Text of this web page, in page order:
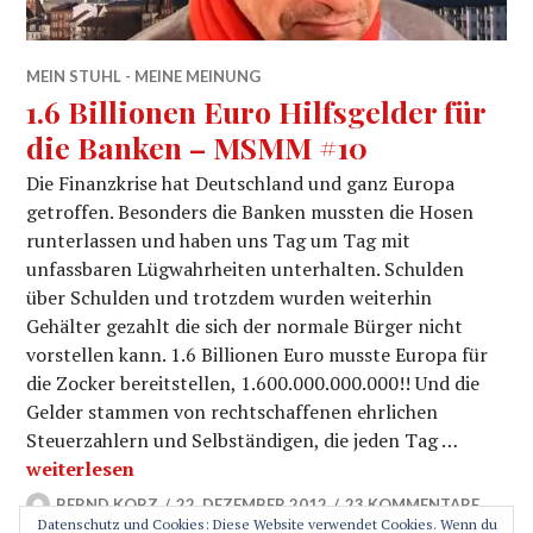
MEIN STUHL - MEINE MEINUNG
1.6 Billionen Euro Hilfsgelder für
die Banken – MSMM #10
Die Finanzkrise hat Deutschland und ganz Europa
getroffen. Besonders die Banken mussten die Hosen
runterlassen und haben uns Tag um Tag mit
unfassbaren Lügwahrheiten unterhalten. Schulden
über Schulden und trotzdem wurden weiterhin
Gehälter gezahlt die sich der normale Bürger nicht
vorstellen kann. 1.6 Billionen Euro musste Europa für
die Zocker bereitstellen, 1.600.000.000.000!! Und die
Gelder stammen von rechtschaffenen ehrlichen
Steuerzahlern und Selbständigen, die jeden Tag …
1.6 Billionen Euro Hilfsgelder für die Banken – MSMM
weiterlesen
BERND KORZ 22. DEZEMBER 2012 23 KOMMENTARE
Datenschutz und Cookies: Diese Website verwendet Cookies. Wenn du